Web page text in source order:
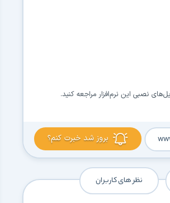
نصبی این نرم‌افزار مراجعه کنید.
بروز شد خبرت کنم؟
نظر های کاربران